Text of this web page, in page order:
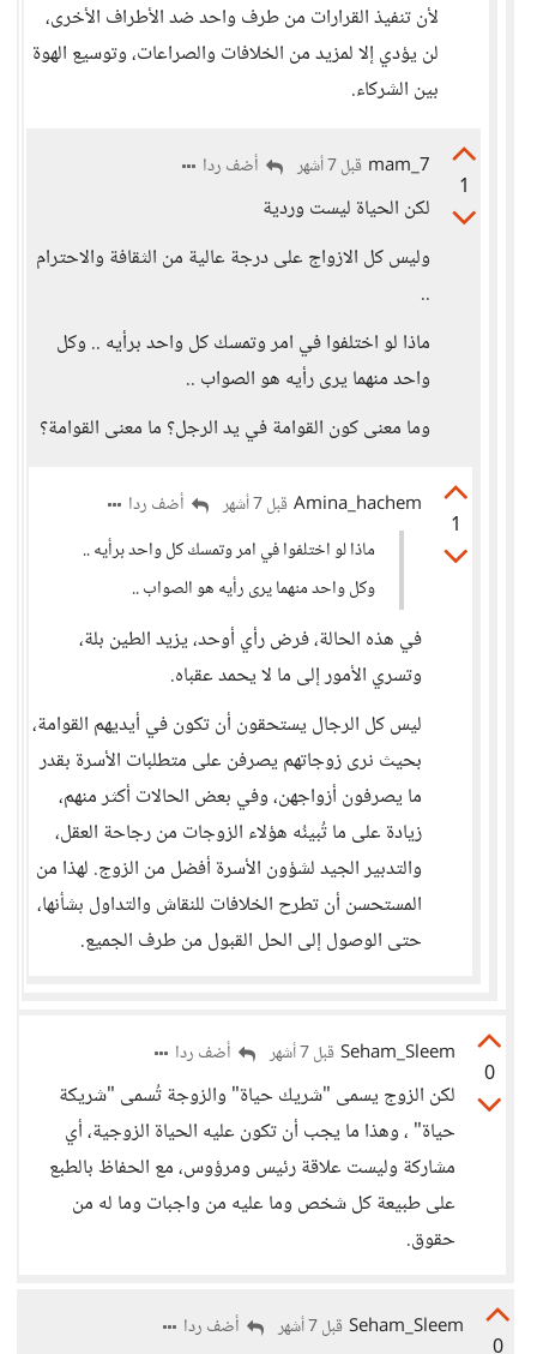
لأن تنفيذ القرارات من طرف واحد ضد الأطراف الأخرى،
لن يؤدي إلا لمزيد من الخلافات والصراعات، وتوسيع الهوة
بين الشركاء.
1
mam_7 قبل 7 أشهر أضف ردا
لكن الحياة ليست وردية
وليس كل الازواج على درجة عالية من الثقافة والاحترام
..
ماذا لو اختلفوا في امر وتمسك كل واحد برأيه .. وكل
واحد منهما يرى رأيه هو الصواب ..
وما معنى كون القوامة في يد الرجل؟ ما معنى القوامة؟
1
Amina_hachem قبل 7 أشهر
أضف ردا
ماذا لو اختلفوا في امر وتمسك كل واحد برأيه ..
وكل واحد منهما يرى رأيه هو الصواب ..
في هذه الحالة، فرض رأي أوحد، يزيد الطين بلة،
وتسري الأمور إلى ما لا يحمد عقباه.
ليس كل الرجال يستحقون أن تكون في أيديهم القوامة،
بحيث نرى زوجاتهم يصرفن على متطلبات الأسرة بقدر
ما يصرفون أزواجهن، وفي بعض الحالات أكثر منهم،
زيادة على ما تُبينُه هؤلاء الزوجات من رجاحة العقل،
والتدبير الجيد لشؤون الأسرة أفضل من الزوج. لهذا من
المستحسن أن تطرح الخلافات للنقاش والتداول بشأنها،
حتى الوصول إلى الحل القبول من طرف الجميع.
0
Seham_Sleem قبل 7 أشهر أضف ردا
لكن الزوج يسمى "شريك حياة" والزوجة تُسمى "شريكة
حياة" ، وهذا ما يجب أن تكون عليه الحياة الزوجية، أي
مشاركة وليست علاقة رئيس ومرؤوس، مع الحفاظ بالطبع
على طبيعة كل شخص وما عليه من واجبات وما له من
حقوق.
Seham_Sleem قبل 7 أشهر أضف ردا